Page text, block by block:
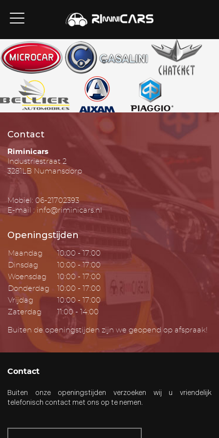
Contact
Riminicars
Industriestraat 2
3281LB Numansdorp
Mobiel: 06-21702393
E-mail : info@riminicars.nl
Openingstijden
Maandag
10:00 - 17:00
Dinsdag
10:00 - 17:00
Woensdag
10:00 - 17:00
Donderdag
10:00 - 17:00
Vrijdag
10:00 - 17:00
Zaterdag
11:00 - 14:00
Buiten de openingstijden zijn we geopend op afspraak!
Contact
Buiten onze openingstijden verzoeken wij u vriendelijk
telefonisch contact met ons op te nemen.